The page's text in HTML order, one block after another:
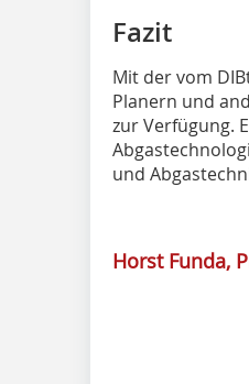
Fazit
Mit der vom
Planern und
zur Verfügung.
und
Horst Funda,